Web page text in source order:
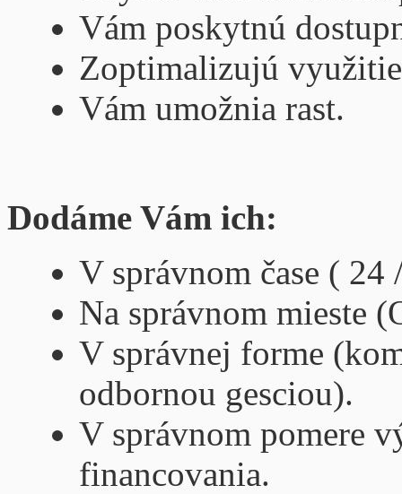
Vám poskytnú
Zoptimalizujú
Vám umožnia rast.
Dodáme Vám ich:
V správnom čase ( 24
Na správnom mieste
V správnej forme
odbornou gesciou).
V správnom pomere
financovania.